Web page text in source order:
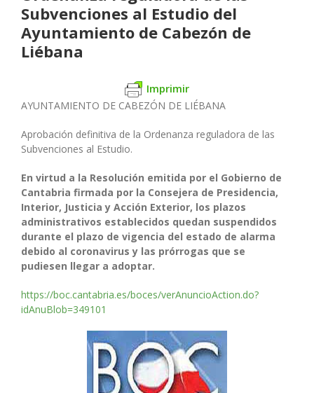
Subvenciones al Estudio del
Ayuntamiento de Cabezón de
Liébana
Imprimir
AYUNTAMIENTO DE CABEZÓN DE LIÉBANA
Aprobación definitiva de la Ordenanza reguladora de las
Subvenciones al Estudio.
En virtud a la Resolución emitida por el Gobierno de
Cantabria firmada por la Consejera de Presidencia,
Interior, Justicia y Acción Exterior, los plazos
administrativos establecidos quedan suspendidos
durante el plazo de vigencia del estado de alarma
debido al coronavirus y las prórrogas que se
pudiesen llegar a adoptar.
https://boc.cantabria.es/boces/verAnuncioAction.do?
idAnuBlob=349101